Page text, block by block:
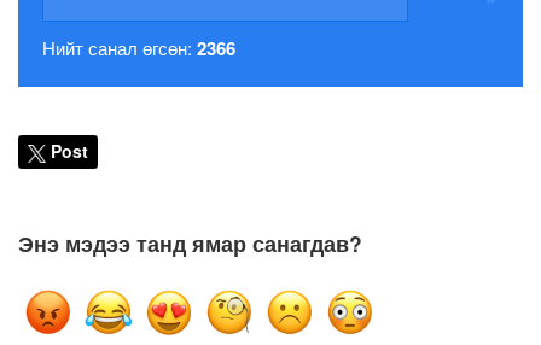
Нийт санал өгсөн: 2366
Post
Энэ мэдээ танд ямар санагдав?